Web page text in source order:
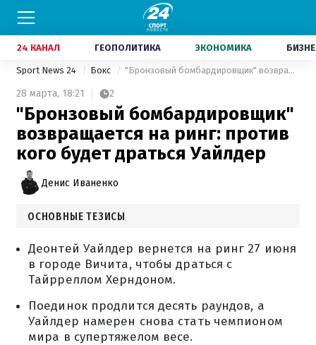
24 КАНАЛ ГЕОПОЛИТИКА ЭКОНОМИКА
Sport News 24 Бокс "Бронзовый бомбардировщик" возвращается на ринг: против кого будет драться Уайлдер
28 марта, 18:21 2
"Бронзовый бомбардировщик"
возвращается на ринг: против
кого будет драться Уайлдер
Денис Иваненко
ОСНОВНЫЕ ТЕЗИСЫ
Деонтей Уайлдер вернется на ринг 27 июня
в городе Вичита, чтобы драться с
Тайрреллом Херндоном.
Поединок продлится десять раундов, а
Уайлдер намерен снова стать чемпионом
мира в супертяжелом весе.